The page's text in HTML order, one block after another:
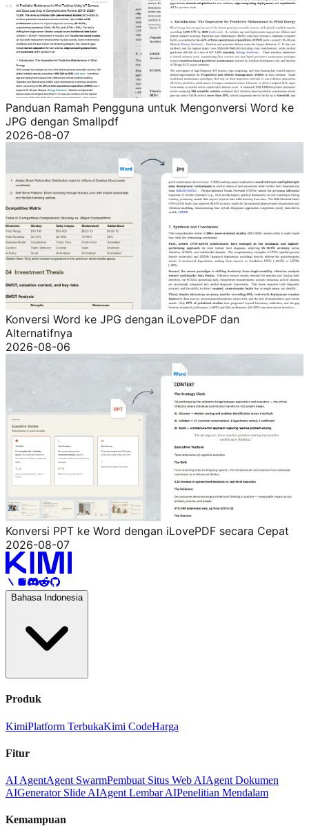
Panduan Ramah Pengguna untuk Mengonversi Word ke
JPG dengan Smallpdf
2026-08-07
Konversi Word ke JPG dengan iLovePDF dan
Alternatifnya
2026-08-06
Konversi PPT ke Word dengan iLovePDF secara Cepat
2026-08-07
Bahasa Indonesia
Produk
KimiPlatform TerbukaKimi CodeHarga
Fitur
AI AgentAgent SwarmPembuat Situs Web AIAgent Dokumen
AIGenerator Slide AIAgent Lembar AIPenelitian Mendalam
Kemampuan